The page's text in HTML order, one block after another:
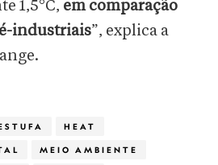
1,5°C, em comparação
industriais”, explica a
HEAT
MEIO AMBIENTE